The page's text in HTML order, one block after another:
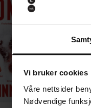
Vi bruker cookies
Våre nettsider
Nødvendige